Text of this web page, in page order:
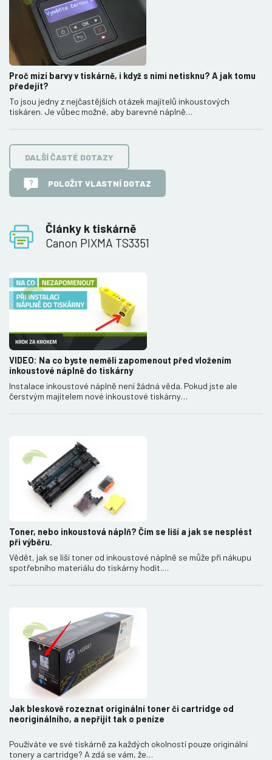
Články k tiskárně
Canon PIXMA TS3351
Proč mizí barvy v tiskárně, i když s nimi netisknu? A jak tomu
předejít?
To jsou jedny z nejčastějších otázek majitelů inkoustových
tiskáren. Je vůbec možné, aby barevné náplně…
DALŠÍ ČASTÉ DOTAZY
POLOŽIT VLASTNÍ DOTAZ
VIDEO: Na co byste neměli zapomenout před vložením
inkoustové náplně do tiskárny
Instalace inkoustové náplně není žádná věda. Pokud jste ale
čerstvým majitelem nové inkoustové tiskárny…
Toner, nebo inkoustová náplň? Čím se liší a jak se nesplést
při výběru.
Vědět, jak se liší toner od inkoustové náplně se může při nákupu
spotřebního materiálu do tiskárny hodit.…
Jak bleskově rozeznat originální toner či cartridge od
neoriginálního, a nepřijít tak o peníze
Používáte ve své tiskárně za každých okolností pouze originální
tonery a cartridge? A zdá se vám, že…